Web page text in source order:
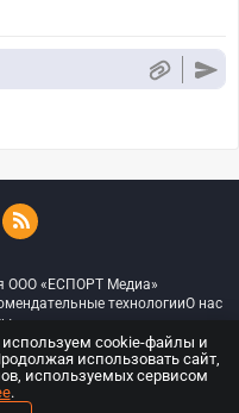
ООО «ЕСПОРТ Медиа»
технологииО нас
права защищены
cookie-файлы и
использовать сайт,
используемых сервисом
.